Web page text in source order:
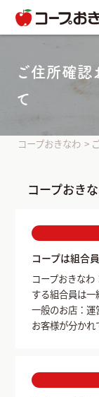
ご住所確
て
コープおきなわ >
コープおき
コープは組合
コープおきな
する組合員は一
一般のお店：運
お客様が分かれ